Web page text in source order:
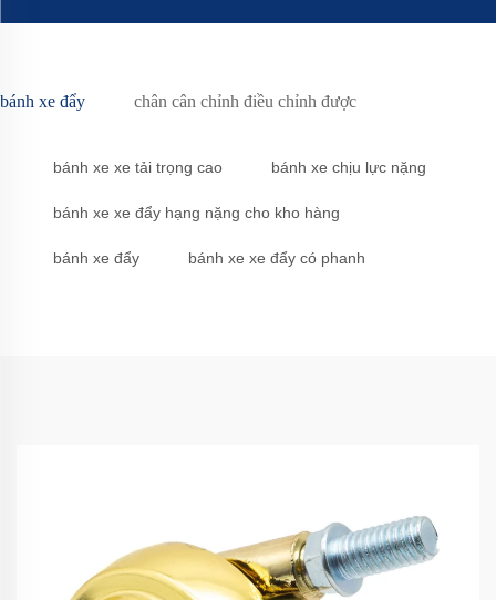
bánh xe đẩy chân cân chỉnh điều chỉnh được
bánh xe xe tải trọng cao bánh xe chịu lực nặng
bánh xe xe đẩy hạng nặng cho kho hàng
bánh xe đẩy bánh xe xe đẩy có phanh